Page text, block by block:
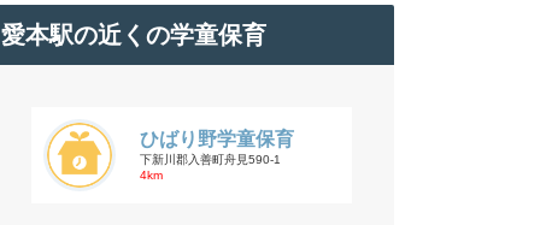
愛本駅の近くの学童保育
ひばり野学童保育
下新川郡入善町舟見590-1
4km